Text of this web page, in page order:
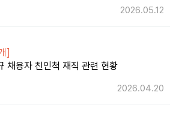
2026.05.12
]
채용자 친인척 재직 관련 현황
2026.04.20